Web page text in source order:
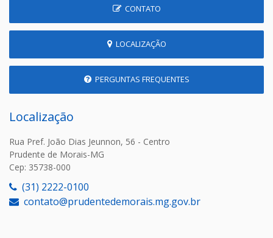
CONTATO
LOCALIZAÇÃO
PERGUNTAS FREQUENTES
Localização
Rua Pref. João Dias Jeunnon, 56 - Centro
Prudente de Morais-MG
Cep: 35738-000
(31) 2222-0100
contato@prudentedemorais.mg.gov.br